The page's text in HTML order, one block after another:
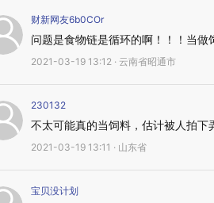
财新网友6b0COr
问题是食物链是循环的啊！！！当
2021-03-19 13:12 · 云南省昭通市
230132
不太可能真的当饲料，估计被人拍下
2021-03-19 13:11 · 山东省
宝贝没计划